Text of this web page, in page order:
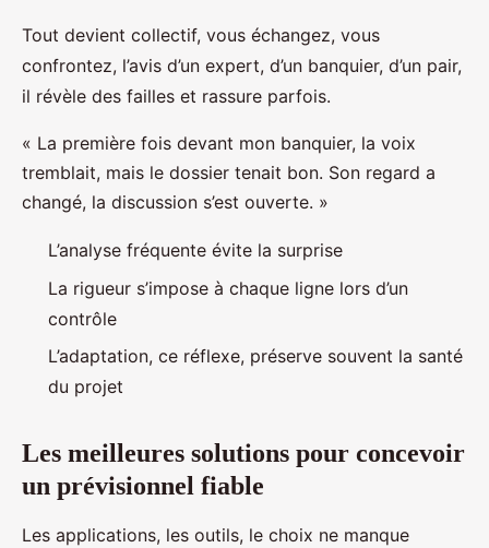
Tout devient collectif, vous échangez, vous
confrontez, l’avis d’un expert, d’un banquier, d’un pair,
il révèle des failles et rassure parfois.
« La première fois devant mon banquier, la voix
tremblait, mais le dossier tenait bon. Son regard a
changé, la discussion s’est ouverte. »
L’analyse fréquente évite la surprise
La rigueur s’impose à chaque ligne lors d’un
contrôle
L’adaptation, ce réflexe, préserve souvent la santé
du projet
Les meilleures solutions pour concevoir
un prévisionnel fiable
Les applications, les outils, le choix ne manque